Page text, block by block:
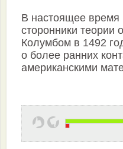
В настоящее время
сторонники теории
Колумбом в 1492
о более ранних
американскими